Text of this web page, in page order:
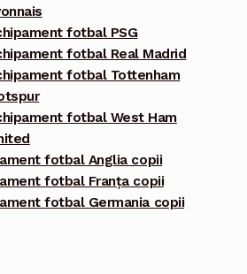
fotbal PSG
fotbal Real Madrid
fotbal Tottenham
fotbal West Ham
fotbal Anglia copii
fotbal Franța copii
fotbal Germania copii